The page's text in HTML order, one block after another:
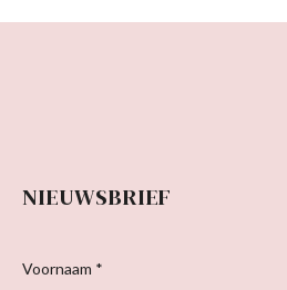
NIEUWSBRIEF
Voornaam *